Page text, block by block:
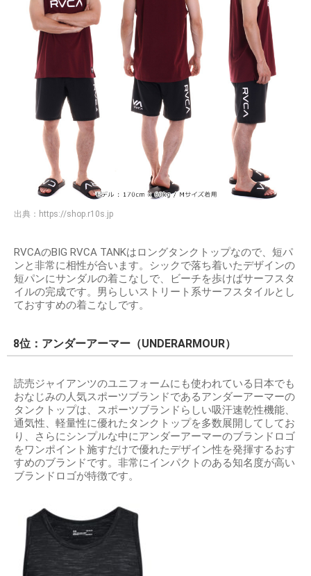
出典： https://shop.r10s.jp
RVCAのBIG RVCA TANKはロングタンクトップなので、短パ
ンと非常に相性が合います。シックで落ち着いたデザインの
短パンにサンダルの着こなしで、ビーチを歩けばサーフスタ
イルの完成です。男らしいストリート系サーフスタイルとし
ておすすめの着こなしです。
8位：アンダーアーマー（UNDERARMOUR）
読売ジャイアンツのユニフォームにも使われている日本でも
おなじみの人気スポーツブランドであるアンダーアーマーの
タンクトップは、スポーツブランドらしい吸汗速乾性機能、
通気性、軽量性に優れたタンクトップを多数展開してしてお
り、さらにシンプルな中にアンダーアーマーのブランドロゴ
をワンポイント施すだけで優れたデザイン性を発揮するおす
すめのブランドです。非常にインパクトのある知名度が高い
ブランドロゴが特徴です。